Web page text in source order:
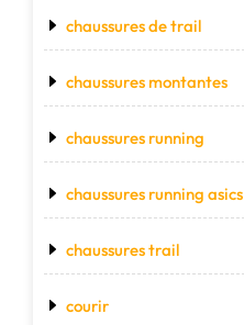
chaussures de trail
chaussures montantes
chaussures running
chaussures running asics
chaussures trail
courir